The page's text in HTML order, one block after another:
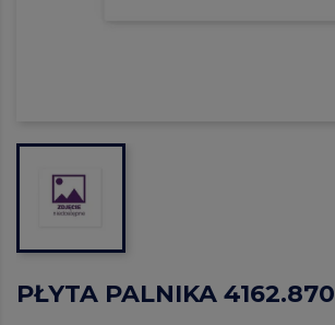
PŁYTA PALNIKA 4162.870